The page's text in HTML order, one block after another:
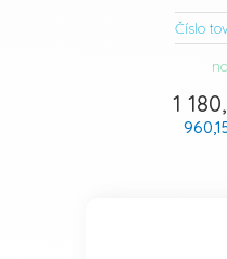
Číslo
1